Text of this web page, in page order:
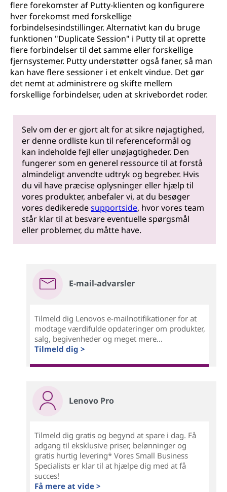
flere forekomster af Putty-klienten og konfigurere
hver forekomst med forskellige
forbindelsesindstillinger. Alternativt kan du bruge
funktionen "Duplicate Session" i Putty til at oprette
flere forbindelser til det samme eller forskellige
fjernsystemer. Putty understøtter også faner, så man
kan have flere sessioner i et enkelt vindue. Det gør
det nemt at administrere og skifte mellem
forskellige forbindelser, uden at skrivebordet roder.
Selv om der er gjort alt for at sikre nøjagtighed,
er denne ordliste kun til referenceformål og
kan indeholde fejl eller unøjagtigheder. Den
fungerer som en generel ressource til at forstå
almindeligt anvendte udtryk og begreber. Hvis
du vil have præcise oplysninger eller hjælp til
vores produkter, anbefaler vi, at du besøger
vores dedikeredesupportside, hvor vores team
står klar til at besvare eventuelle spørgsmål
eller problemer, du måtte have.
E-mail-advarsler
Tilmeld dig Lenovos e-mailnotifikationer for at
modtage værdifulde opdateringer om produkter,
salg, begivenheder og meget mere...
Tilmeld dig >
Lenovo Pro
Tilmeld dig gratis og begynd at spare i dag. Få
adgang til eksklusive priser, belønninger og
gratis hurtig levering* Vores Small Business
Specialists er klar til at hjælpe dig med at få
succes!
Få mere at vide >